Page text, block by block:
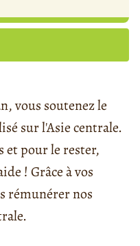
vous soutenez le
sur l'Asie centrale.
et pour le rester,
! Grâce à vos
rémunérer nos